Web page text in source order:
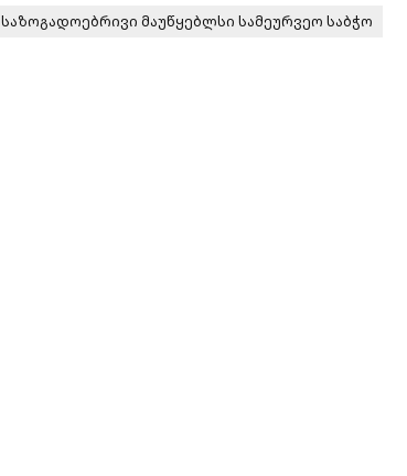
საზოგადოებრივი მაუწყებლსი სამეურვეო საბჭო